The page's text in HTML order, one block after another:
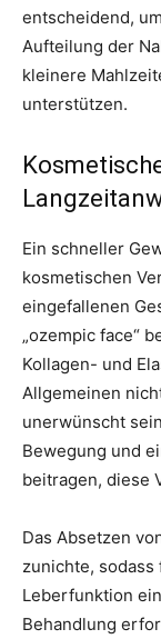
entscheidend,
Aufteilung der
kleinere
unterstützen.
Ein schneller
kosmetischen
eingefallenen
„ozempic face“
Kollagen- und
Allgemeinen
unerwünscht
Bewegung und
beitragen, diese
Das Absetzen
zunichte,
Leberfunktion
Behandlung